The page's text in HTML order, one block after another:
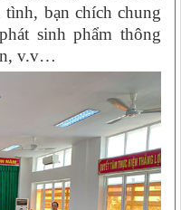
bạn chích chung
sinh phẩm thông
v.v…